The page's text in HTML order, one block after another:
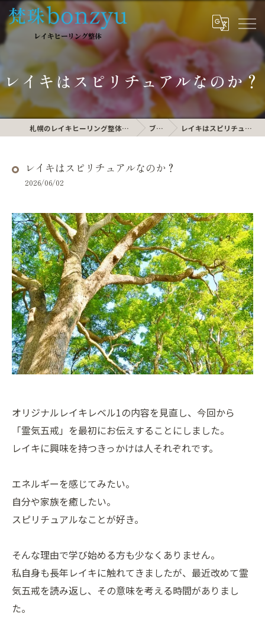
レイキはスピリチュアルなのか？
札幌のレイキヒーリング整体なら梵珠 bonzyu ブログ レイキはスピリチュアルなのか？
レイキはスピリチュアルなのか？
2026/06/02
オリジナルレイキレベル1の内容を見直し、今回から
「霊気五戒」を最初にお伝えすることにしました。
レイキに興味を持つきっかけは人それぞれです。
エネルギーを感じてみたい。
自分や家族を癒したい。
スピリチュアルなことが好き。
そんな理由で学び始める方も少なくありません。
私自身も長年レイキに触れてきましたが、最近改めて霊
気五戒を読み返し、その意味を考える時間がありまし
た。